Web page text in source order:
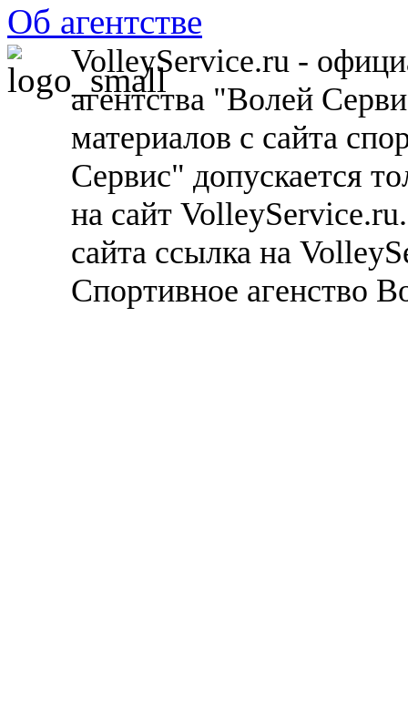
Об агентстве
VolleyService.ru -
агентства "Волей
материалов с сайта
Сервис" допускается
на сайт
сайта ссылка на
Спортивное агенство